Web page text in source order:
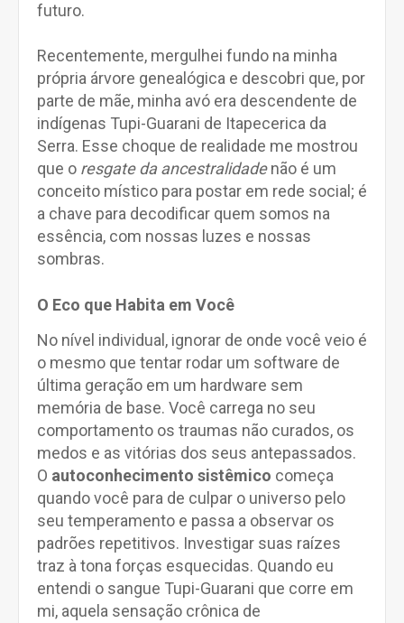
futuro.
Recentemente, mergulhei fundo na minha
própria árvore genealógica e descobri que, por
parte de mãe, minha avó era descendente de
indígenas Tupi-Guarani de Itapecerica da
Serra. Esse choque de realidade me mostrou
que o resgate da ancestralidadenão é um
conceito místico para postar em rede social; é
a chave para decodificar quem somos na
essência, com nossas luzes e nossas
sombras.
O Eco que Habita em Você
No nível individual, ignorar de onde você veio é
o mesmo que tentar rodar um software de
última geração em um hardware sem
memória de base. Você carrega no seu
comportamento os traumas não curados, os
medos e as vitórias dos seus antepassados.
O autoconhecimento sistêmico começa
quando você para de culpar o universo pelo
seu temperamento e passa a observar os
padrões repetitivos. Investigar suas raízes
traz à tona forças esquecidas. Quando eu
entendi o sangue Tupi-Guarani que corre em
mi, aquela sensação crônica de